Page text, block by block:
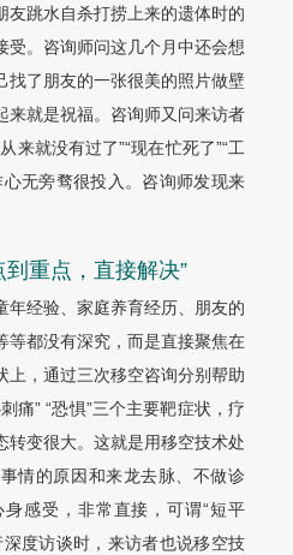
友跳水自杀打捞上来的遗体时的
受。咨询师问这几个月中还会想
找了朋友的一张很美的照片做壁
来就是祝福。咨询师又问来访者
来就没有过了”“现在忙死了”“工
无旁骛很投入。咨询师发现来
重点，直接解决”
年经验、家庭养育经历、朋友的
等都没有深究，而是直接聚焦在
上，通过三次移空咨询分别帮助
痛” “恐惧”三个主要靶症状，疗
转变很大。这就是用移空技术处
情的原因和来龙去脉、不做诊
感受，非常直接，可谓“短平
度访谈时，来访者也说移空技